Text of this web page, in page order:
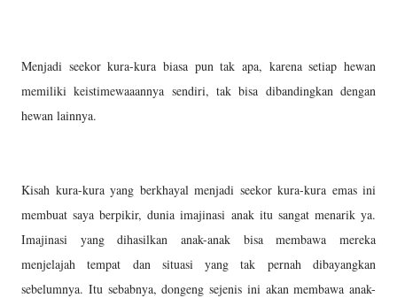
Menjadi seekor kura-kura biasa pun tak apa, karena setiap hewan
memiliki keistimewaaannya sendiri, tak bisa dibandingkan dengan
hewan lainnya.
Kisah kura-kura yang berkhayal menjadi seekor kura-kura emas ini
membuat saya berpikir, dunia imajinasi anak itu sangat menarik ya.
Imajinasi yang dihasilkan anak-anak bisa membawa mereka
menjelajah tempat dan situasi yang tak pernah dibayangkan
sebelumnya. Itu sebabnya, dongeng sejenis ini akan membawa anak-